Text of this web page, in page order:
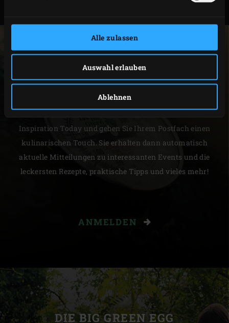
Alle zulassen
Auswahl erlauben
Ablehnen
NEWSLETTER
Wollen Sie die neuesten Nachrichten per E-Mail
Inspiration Today und geben Sie Ihrem Postfach einen
kulinarischen Touch. Sie erhalten dann automatisch
aktuelle Mitteilungen zu interessanten Events und die
leckersten Rezepte, praktische Tipps und vieles mehr!
ANMELDEN
DIE BIG GREEN EGG